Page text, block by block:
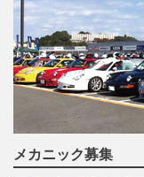
メカニック募集